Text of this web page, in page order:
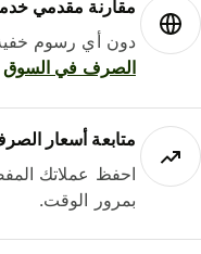
مقارنة مقدمي
دون أي رسوم
الصرف في السوق
متابعة أسعار
احفظ عملاتك
بمرور الوقت.